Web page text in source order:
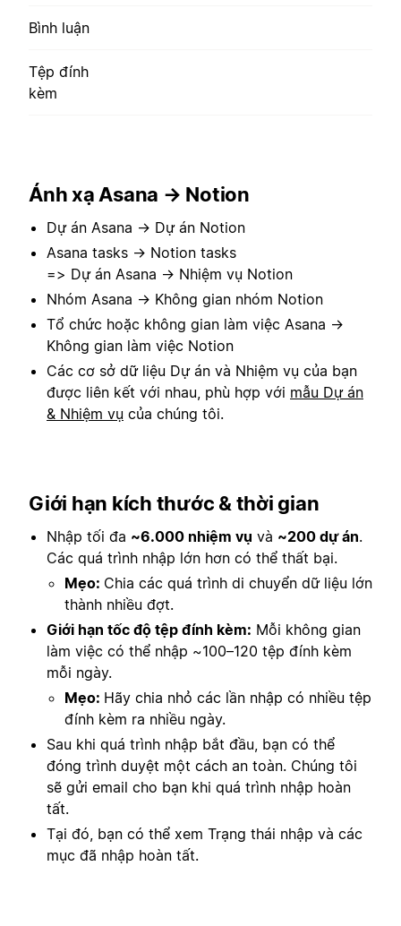
Bình luận
Tệp đính
kèm
Ánh xạ Asana → Notion
Dự án Asana → Dự án Notion
Asana tasks → Notion tasks
=> Dự án Asana → Nhiệm vụ Notion
Nhóm Asana → Không gian nhóm Notion
Tổ chức hoặc không gian làm việc Asana →
Không gian làm việc Notion
Các cơ sở dữ liệu Dự án và Nhiệm vụ của bạn
được liên kết với nhau, phù hợp với mẫu Dự án
& Nhiệm vụ của chúng tôi.
Giới hạn kích thước & thời gian
Nhập tối đa ~6.000 nhiệm vụ và ~200 dự án.
Các quá trình nhập lớn hơn có thể thất bại.
Mẹo: Chia các quá trình di chuyển dữ liệu lớn
thành nhiều đợt.
Giới hạn tốc độ tệp đính kèm: Mỗi không gian
làm việc có thể nhập ~100–120 tệp đính kèm
mỗi ngày.
Mẹo: Hãy chia nhỏ các lần nhập có nhiều tệp
đính kèm ra nhiều ngày.
Sau khi quá trình nhập bắt đầu, bạn có thể
đóng trình duyệt một cách an toàn. Chúng tôi
sẽ gửi email cho bạn khi quá trình nhập hoàn
tất.
Tại đó, bạn có thể xem Trạng thái nhập và các
mục đã nhập hoàn tất.